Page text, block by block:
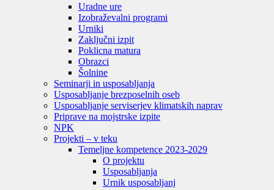
Uradne ure
Izobraževalni programi
Urniki
Zaključni izpit
Poklicna matura
Obrazci
Šolnine
Seminarji in usposabljanja
Usposabljanje brezposelnih oseb
Usposabljanje serviserjev klimatskih naprav
Priprave na mojstrske izpite
NPK
Projekti – v teku
Temeljne kompetence 2023-2029
O projektu
Usposabljanja
Urnik usposabljanj